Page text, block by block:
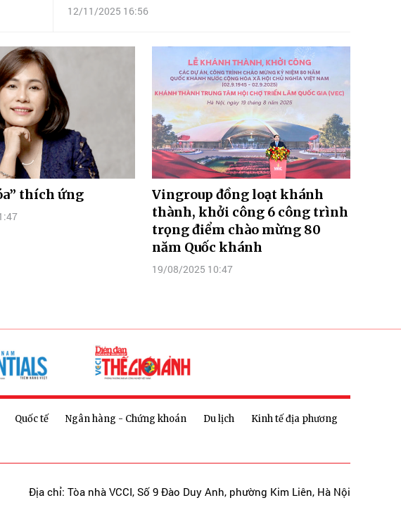
12/11/2025 16:56
thích ứng
Vingroup đồng loạt khánh
thành, khởi công 6 công trình
trọng điểm chào mừng 80
năm Quốc khánh
19/08/2025 10:47
Quốc tế Ngân hàng - Chứng khoán Du lịch
Kinh tế địa phương
Địa chỉ: Tòa nhà VCCI, Số 9 Đào Duy Anh, phường Kim Liên, Hà Nội